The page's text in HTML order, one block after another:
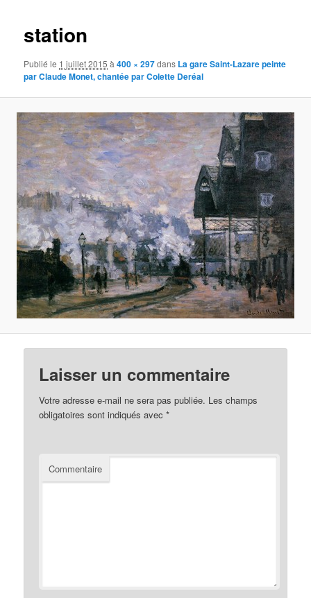
station
Publié le 1 juillet 2015 à400 × 297dans La gare Saint-Lazare peinte
par Claude Monet, chantée par Colette Deréal
Laisser un commentaire
Votre adresse e-mail ne sera pas publiée. Les champs
obligatoires sont indiqués avec*
Commentaire